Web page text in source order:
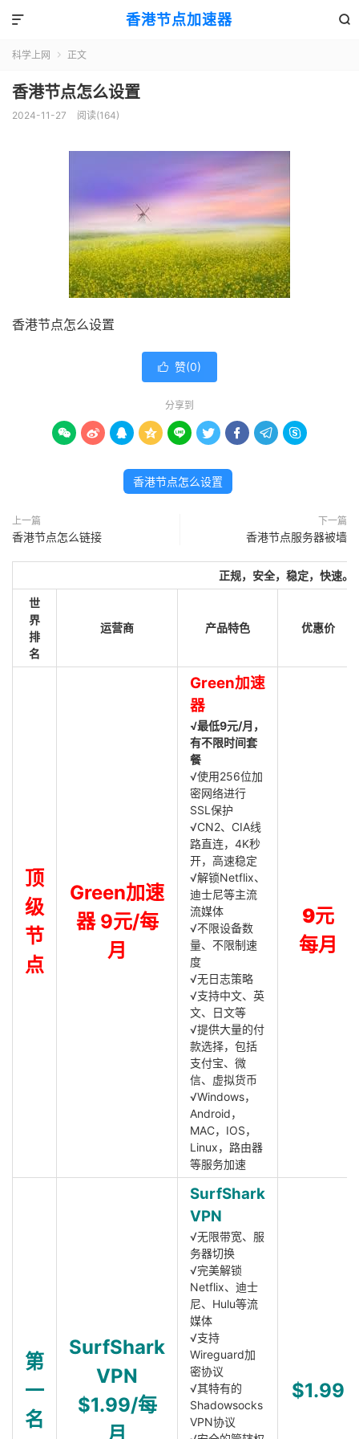
香港节点加速器 

科学上网  正文
香港节点怎么设置
2024-11-27 阅读(164)
香港节点怎么设置
 赞(0)
分享到
        
香港节点怎么设置
上一篇
香港节点怎么链接
下一篇
香港节点服务器被墙
正规，安全，稳定，快速。
世
界
排
名
运营商 产品特色 优惠价
顶
级
节
点
Green加速
器 9元/每
月
Green加速
器
√最低9元/月，
有不限时间套
餐
√使用256位加
密网络进行
SSL保护
√CN2、CIA线
路直连，4K秒
开，高速稳定
√解锁Netflix、
迪士尼等主流
流媒体
√不限设备数
量、不限制速
度
√无日志策略
√支持中文、英
文、日文等
√提供大量的付
款选择，包括
支付宝、微
信、虚拟货币
√Windows，
Android，
MAC，IOS，
Linux，路由器
等服务加速
9元
每月
第
一
名
SurfShark
VPN
$1.99/每
月
SurfShark
VPN
√无限带宽、服
务器切换
√完美解锁
Netflix、迪士
尼、Hulu等流
媒体
√支持
Wireguard加
密协议
√其特有的
Shadowsocks
VPN协议
$1.99